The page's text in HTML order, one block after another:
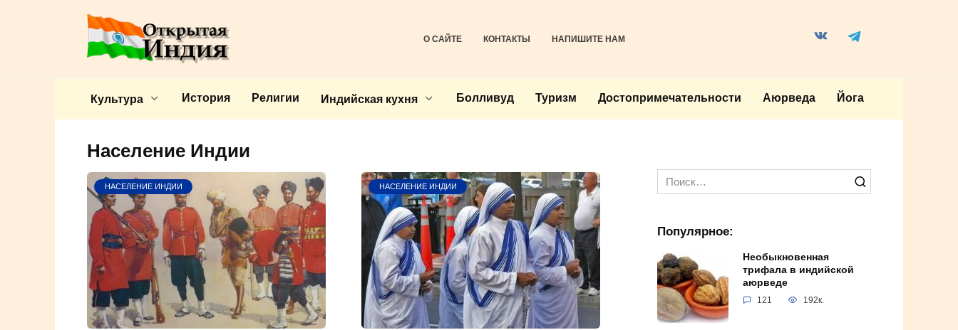
О САЙТЕ КОНТАКТЫ НАПИШИТЕ НАМ
Культура История Религии Индийская кухня Болливуд Туризм Достопримечательности Аюрведа Йога
Население Индии
НАСЕЛЕНИЕ ИНДИИ НАСЕЛЕНИЕ ИНДИИ
Search
for:
Популярное:
Необыкновенная
трифала в индийской
аюрведе
121 192к.